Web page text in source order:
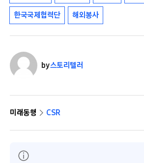
한국국제협력단 해외봉사
by스토리텔러
미래동행 CSR